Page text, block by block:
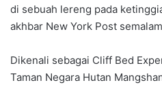
di sebuah lereng pada
akhbar New York Post
Dikenali sebagai Cliff Bed
Taman Negara Hutan